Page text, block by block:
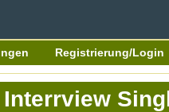
Registrierung/Login